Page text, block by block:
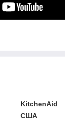
KitchenAid
США